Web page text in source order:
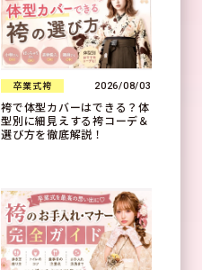
卒業式袴 2026/08/03
袴で体型カバーはできる？体
型別に細見えする袴コーデ＆
選び方を徹底解説！